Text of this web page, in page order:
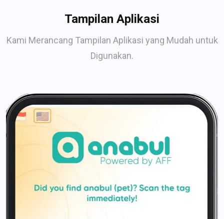
Tampilan Aplikasi
Kami Merancang Tampilan Aplikasi yang Mudah untuk
Digunakan.